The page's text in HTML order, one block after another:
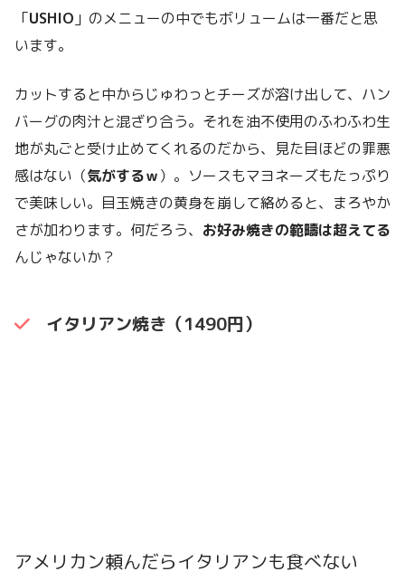
「USHIO 」のメニューの中でもボリュームは一番だと思
います。
カットすると中からじゅわっとチーズが溶け出して、ハン
バーグの肉汁と混ざり合う。それを油不使用のふわふわ生
地が丸ごと受け止めてくれるのだから、見た目ほどの罪悪
感はない（気がするｗ）。ソースもマヨネーズもたっぷり
で美味しい。目玉焼きの黄身を崩して絡めると、まろやか
さが加わります。何だろう、 お好み焼きの範疇は超えてる
んじゃないか？
イタリアン焼き（1490円）
アメリカン頼んだらイタリアンも食べない